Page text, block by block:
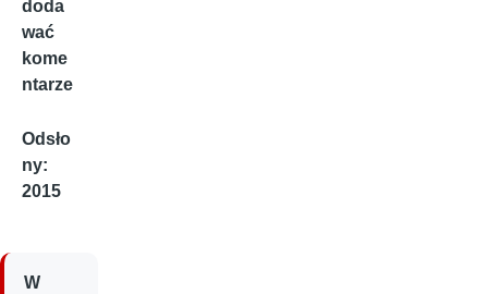
doda
wać
kome
ntarze
Odsło
ny:
2015
W